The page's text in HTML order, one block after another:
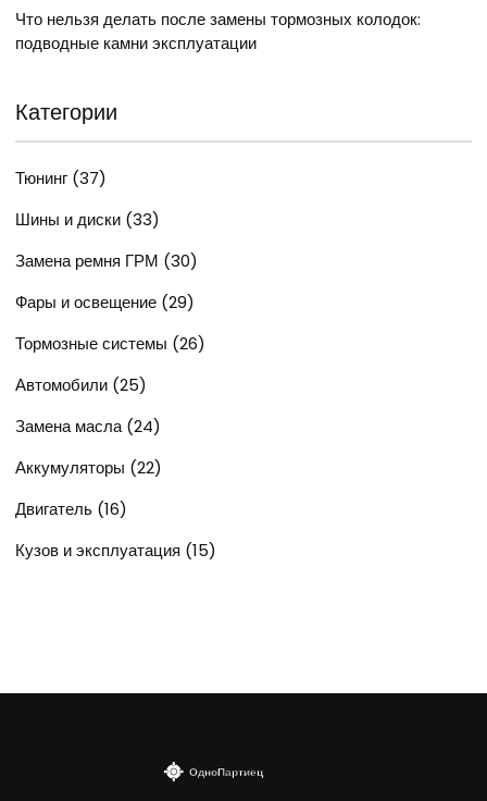
Что нельзя делать после замены тормозных колодок:
подводные камни эксплуатации
Категории
Тюнинг (37)
Шины и диски (33)
Замена ремня ГРМ (30)
Фары и освещение (29)
Тормозные системы (26)
Автомобили (25)
Замена масла(24)
Аккумуляторы (22)
Двигатель (16)
Кузов и эксплуатация (15)